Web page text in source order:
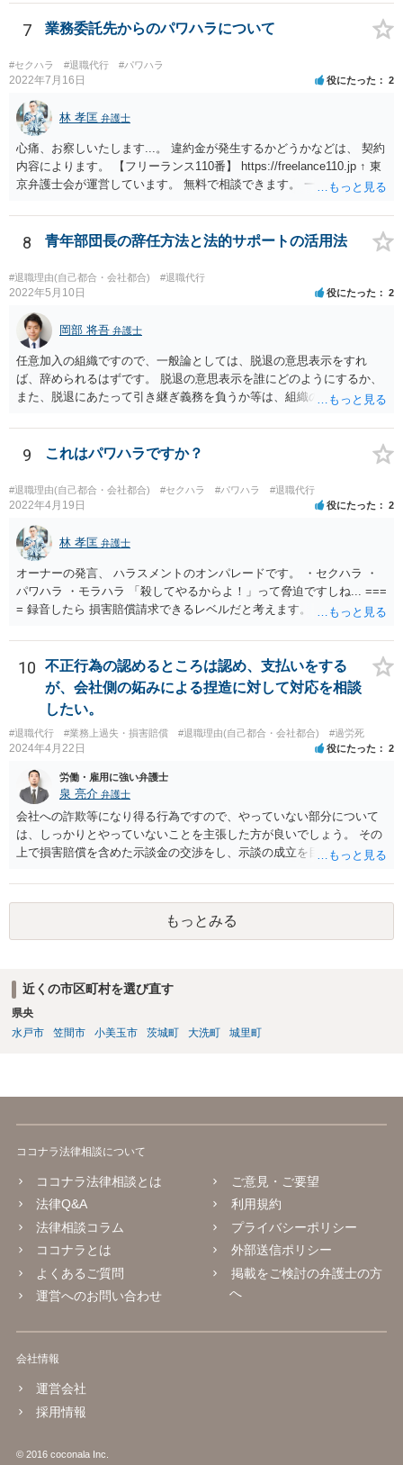
ん。 それよりも、書いておられる事情がある場合は、いつ、どのよう
な方法で、退職の意思及び退職日まで全日有給休暇を使用することを
代行の利用などもご検討なさってください。
7 業務委託先からのパワハラについて
#セクハラ #退職代行 #パワハラ
2022年7月16日 役にたった 2
林 孝匡 弁護士
心痛、お察しいたします...。 違約金が発生するかどうかなどは、 契約
内容によります。 【フリーランス110番】 https://freelance110.jp ↑ 東
京弁護士会が運営しています。 無料で相談できます。 一度、ご相談す
「パワハラしてたよね」という材料で 減額交渉も可能かもしれませ
ん。
8 青年部団長の辞任方法と法的サポートの活用法
#退職理由(自己都合・会社都合) #退職代行
2022年5月10日 役にたった 2
岡部 将吾 弁護士
任意加入の組織ですので、一般論としては、脱退の意思表示をすれ
ば、辞められるはずです。 脱退の意思表示を誰にどのようにするか、
また、脱退にあたって引き継ぎ義務を負うか等は、組織の実態等を踏
もう少し具体的な対応方法についてアドバイスを受けられると思いま
す。
9 これはパワハラですか？
#退職理由(自己都合・会社都合) #セクハラ #パワハラ #退職代行
2022年4月19日 役にたった 2
林 孝匡 弁護士
オーナーの発言、 ハラスメントのオンパレードです。 ・セクハラ ・
パワハラ ・モラハラ 「殺してやるからよ！」って脅迫ですしね... ===
= 録音したら 損害賠償請求できるレベルだと考えます。 ━━━━━━
え方 ・パワハラ裁判例については、 私がブログを書いています。 プ
ロフィールのリンクから飛べます。 ご参考になれば幸いです。
10
不正行為の認めるところは認め、支払いをする
が、会社側の妬みによる捏造に対して対応を相談
したい。
#退職代行 #業務上過失・損害賠償 #退職理由(自己都合・会社都合) #過労死
2024年4月22日 役にたった 2
労働・雇用に強い弁護士
泉 亮介 弁護士
会社への詐欺等になり得る行為ですので、やっていない部分について
は、しっかりとやっていないことを主張した方が良いでしょう。 その
上で損害賠償を含めた示談金の交渉をし、示談の成立を目指す必要が
もっとみる
近くの市区町村を選び直す
県央
水戸市
笠間市 小美玉市 茨城町 大洗町 城里町
ココナラ法律相談について
ココナラ法律相談とは
法律Q&A
法律相談コラム
ココナラとは
よくあるご質問
運営へのお問い合わせ
ご意見・ご要望
利用規約
プライバシーポリシー
外部送信ポリシー
掲載をご検討の弁護士の方
へ
会社情報
運営会社
採用情報
© 2016 coconala Inc.